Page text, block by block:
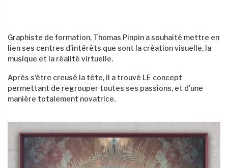
Graphiste de formation, Thomas Pinpin a souhaité mettre en
lien ses centres d’intérêts que sont la création visuelle, la
musique et la réalité virtuelle.
Après s’être creusé la tête, il a trouvé LE concept
permettant de regrouper toutes ses passions, et d’une
manière totalement novatrice.